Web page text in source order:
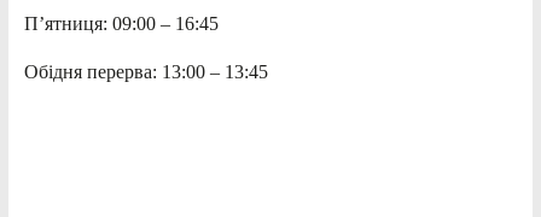
П’ятниця: 09:00 – 16:45
Обідня перерва: 13:00 – 13:45